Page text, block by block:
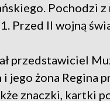
Pochodzi
Przed II wojną
przedstawiciel
i jego żona Regina
znaczki, kartki